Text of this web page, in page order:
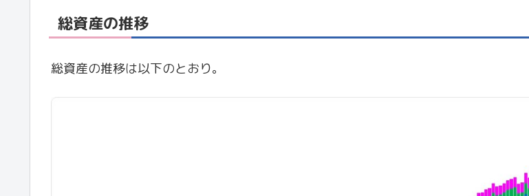
総資産の推移
総資産の推移は以下のとおり。